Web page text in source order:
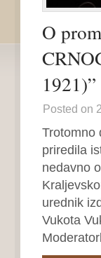
O
Posted on
Trotomno
priredila
nedavno
urednik
Vukota